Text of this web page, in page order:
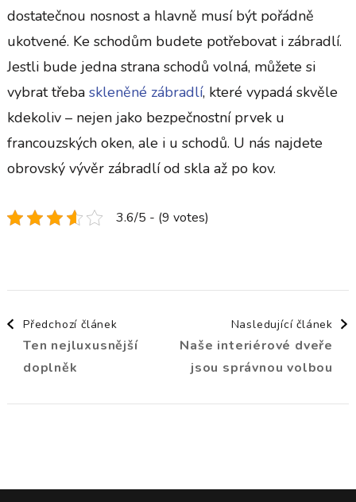
dostatečnou nosnost a hlavně musí být pořádně
ukotvené. Ke schodům budete potřebovat i zábradlí.
Jestli bude jedna strana schodů volná, můžete si
vybrat třeba skleněné zábradlí, které vypadá skvěle
kdekoliv – nejen jako bezpečnostní prvek u
francouzských oken, ale i u schodů. U nás najdete
obrovský vývěr zábradlí od skla až po kov.
3.6/5 - (9 votes)
Navigace
příspěvku
Předchozí článek
Ten nejluxusnější
doplněk
Nasledující článek
Naše interiérové dveře
jsou správnou volbou